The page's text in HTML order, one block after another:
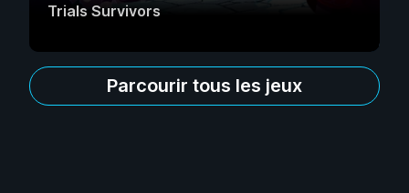
Trials Survivors
Parcourir tous les jeux